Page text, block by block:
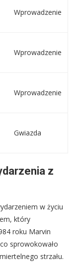
Wprowadzenie
Wprowadzenie
Wprowadzenie
Gwiazda
z
w życiu
który
roku Marvin
sprowokowało
strzału.